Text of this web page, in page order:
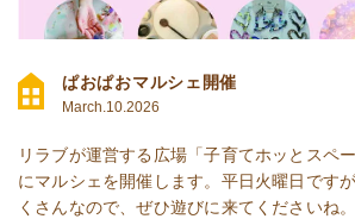
ぱおぱおマルシェ開催
March.10.2026
リラブが運営する広場「子育てホッとスペ
にマルシェを開催します。平日火曜日です
くさんなので、ぜひ遊びに来てくださいね